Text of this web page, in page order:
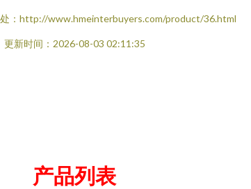
：http://www.hmeinterbuyers.com/product/36.html
更新时间：2026-08-03 02:11:35
产品列表